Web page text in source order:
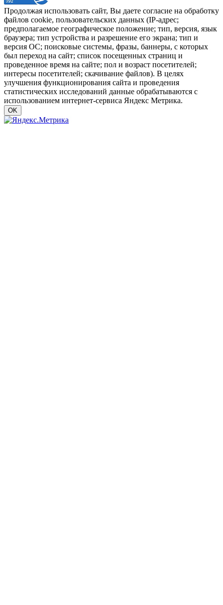
Продолжая использовать сайт, Вы даете согласие на обработку
файлов cookie, пользовательских данных (IP-адрес;
предполагаемое географическое положение; тип, версия, язык
браузера; тип устройства и разрешение его экрана; тип и
версия ОС; поисковые системы, фразы, баннеры, с которых
был переход на сайт; список посещенных страниц и
проведенное время на сайте; пол и возраст посетителей;
интересы посетителей; скачивание файлов). В целях
улучшения функционирования сайта и проведения
статистических исследований данные обрабатываются с
использованием интернет-сервиса Яндекс Метрика.
OK